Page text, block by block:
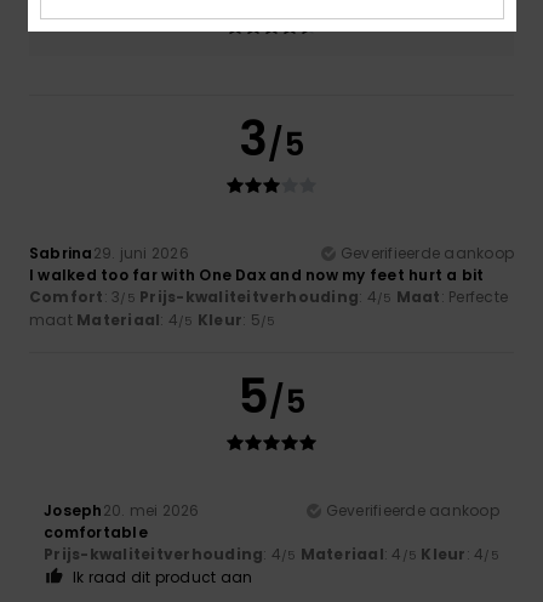
3/5
Sabrina29. juni 2026
Geverifieerde aankoop
I walked too far with One Dax and now my feet hurt a bit
Comfort: 3/5 Prijs-kwaliteitverhouding: 4/5 Maat: Perfecte
maat Materiaal: 4/5 Kleur: 5/5
5/5
Joseph20. mei 2026
Geverifieerde aankoop
comfortable
Prijs-kwaliteitverhouding: 4/5 Materiaal: 4 /5 Kleur: 4/5
Ik raad dit product aan